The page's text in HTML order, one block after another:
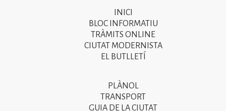
INICI
BLOC INFORMATIU
TRÀMITS ONLINE
CIUTAT MODERNISTA
EL BUTLLETÍ
PLÀNOL
TRANSPORT
GUIA DE LA CIUTAT